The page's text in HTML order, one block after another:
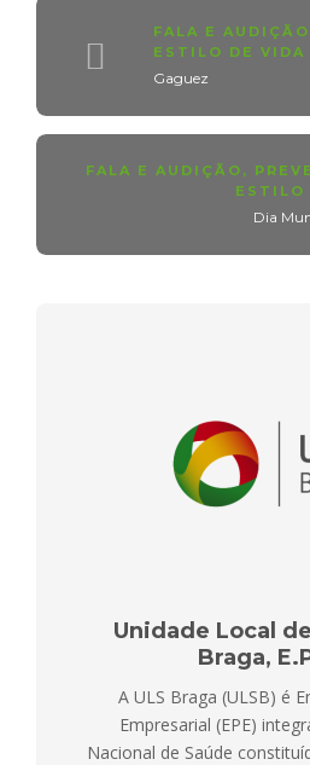
FALA E AUDIÇÃO
ESTILO DE VIDA
Gaguez
FALA E AUDIÇÃO ,
ESTILO
Dia
Unidade Local
Braga,
A ULS Braga (ULSB) é
Empresarial (EPE)
Nacional de Saúde